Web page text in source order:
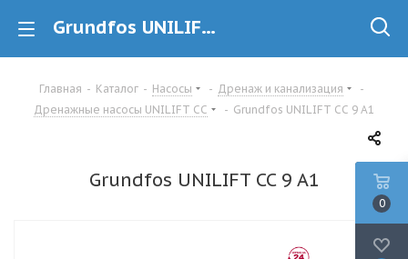
Grundfos UNILIFT CC 9 A1 (96280970) Дренажный насос купить в Минске
Главная - Каталог - Насосы - Дренаж и канализация
-
Дренажные насосы UNILIFT CC
- Grundfos UNILIFT CC 9 A1
Grundfos UNILIFT CC 9 A1
0